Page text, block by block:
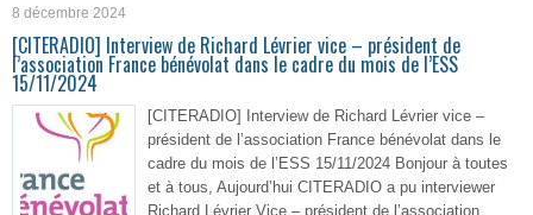
8 décembre 2024
[CITERADIO] Interview de Richard Lévrier vice – président de
l’association France bénévolat dans le cadre du mois de l’ESS
15/11/2024
[CITERADIO] Interview de Richard Lévrier vice –
président de l’association France bénévolat dans le
cadre du mois de l’ESS 15/11/2024 Bonjour à toutes
et à tous, Aujourd’hui CITERADIO a pu interviewer
Richard Lévrier Vice – président de l’association